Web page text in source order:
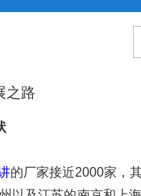
之路
的厂家接近2000家，